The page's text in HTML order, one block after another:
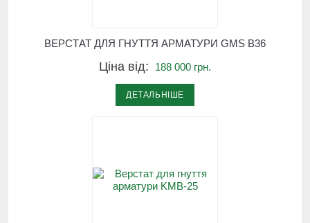
ВЕРСТАТ ДЛЯ ГНУТТЯ АРМАТУРИ GMS B36
Ціна від: 188 000 грн.
ДЕТАЛЬНІШЕ